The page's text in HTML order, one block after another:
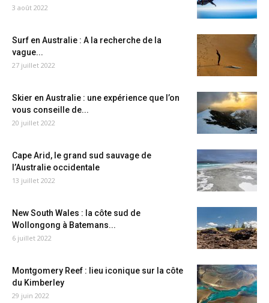
3 août 2022
Surf en Australie : A la recherche de la
vague...
27 juillet 2022
Skier en Australie : une expérience que l’on
vous conseille de...
20 juillet 2022
Cape Arid, le grand sud sauvage de
l’Australie occidentale
13 juillet 2022
New South Wales : la côte sud de
Wollongong à Batemans...
6 juillet 2022
Montgomery Reef : lieu iconique sur la côte
du Kimberley
29 juin 2022